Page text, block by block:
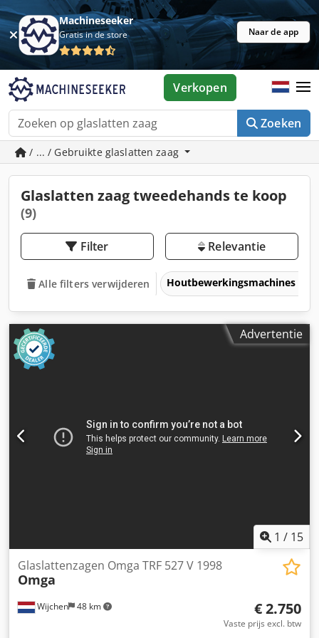
Machineseeker
Gratis in de store Naar de app
Zoeken
Verkopen
/ ... / Gebruikte glaslatten zaag
Glaslatten zaag tweedehands te koop
(9)
Filter Relevantie
Alle filters verwijderen Houtbewerkingsmachines
Advertentie
1 / 15
Wijchen 48 km
Glaslattenzagen Omga TRF 527 V 1998
Omga
€ 2.750
Vaste prijs excl. btw